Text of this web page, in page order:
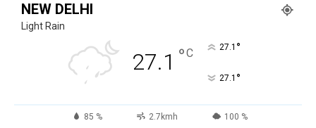
NEW DELHI
Light Rain
27.1 °C 27.1 °
27.1 °
85 % 2.7kmh 100 %